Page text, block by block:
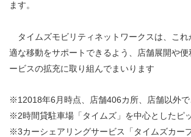
ます。
タイムズモビリティネットワークスは、これ
適な移動をサポートできるよう、店舗展開や
ービスの拡充に取り組んでまいります
※1 2018年6月時点、店舗406カ所、店舗以外
※2時間貸駐車場「タイムズ」を中心としたピ
※3カーシェアリングサービス「タイムズカー